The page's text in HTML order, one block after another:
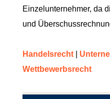
Einzelunternehmer, da
und
Handelsrecht|
Wettbewerbsrecht